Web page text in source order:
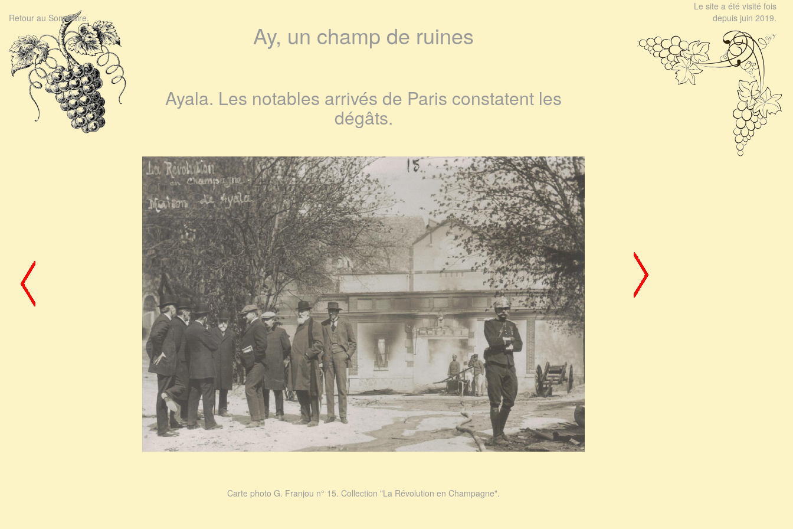
Le site a été visité fois
depuis juin 2019.
Retour au Sommaire.
Ay, un champ de ruines
Ayala. Les notables arrivés de Paris constatent les
dégâts.
Carte photo G. Franjou n° 15. Collection "La Révolution en Champagne".